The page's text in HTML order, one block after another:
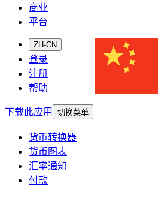
商业
平台
ZH-CN
登录
注册
帮助
下载此应用
切换菜单
货币转换器
货币图表
汇率通知
付款